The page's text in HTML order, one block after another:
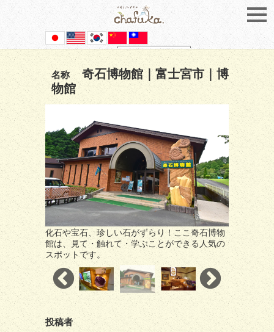
Powered by Translate
名称
奇石博物館｜富士宮市｜博
物館
化石や宝石、珍しい石がずらり！ここ奇石博物
館は、見て・触れて・学ぶことができる人気の
スポットです。
投稿者